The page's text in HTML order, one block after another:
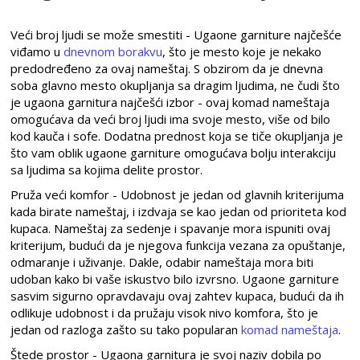
Veći broj ljudi se može smestiti - Ugaone garniture najčešće
viđamo udnevnom borakvu, što je mesto koje je nekako
predodređeno za ovaj nameštaj. S obzirom da je dnevna
soba glavno mesto okupljanja sa dragim ljudima, ne čudi što
je ugaona garnitura najčešći izbor - ovaj komad nameštaja
omogućava da veći broj ljudi ima svoje mesto, više od bilo
kod kauča i sofe. Dodatna prednost koja se tiče okupljanja je
što vam oblik ugaone garniture omogućava bolju interakciju
sa ljudima sa kojima delite prostor.
Pruža veći komfor - Udobnost je jedan od glavnih kriterijuma
kada birate nameštaj, i izdvaja se kao jedan od prioriteta kod
kupaca. Nameštaj za sedenje i spavanje mora ispuniti ovaj
kriterijum, budući da je njegova funkcija vezana za opuštanje,
odmaranje i uživanje. Dakle, odabir nameštaja mora biti
udoban kako bi vaše iskustvo bilo izvrsno. Ugaone garniture
sasvim sigurno opravdavaju ovaj zahtev kupaca, budući da ih
odlikuje udobnost i da pružaju visok nivo komfora, što je
jedan od razloga zašto su tako popularankomad nameštaja.
Štede prostor - Ugaona garnitura je svoj naziv dobila po